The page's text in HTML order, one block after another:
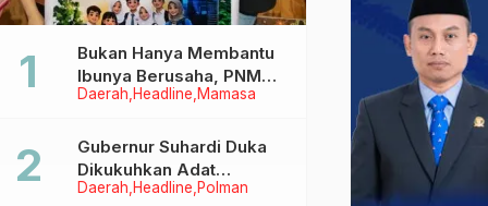
Daerah Headline Mamasa
Bukan Hanya Membantu
Ibunya Berusaha, PNM
Juga Menjaga Mimpi
Menggapai Cita-Cita
Daerah Headline Polman
Gubernur Suhardi Duka
Dikukuhkan Adat
Balanipa, Raih Gelar Sulo